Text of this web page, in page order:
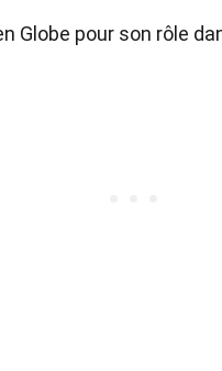
Globe pour son rôle